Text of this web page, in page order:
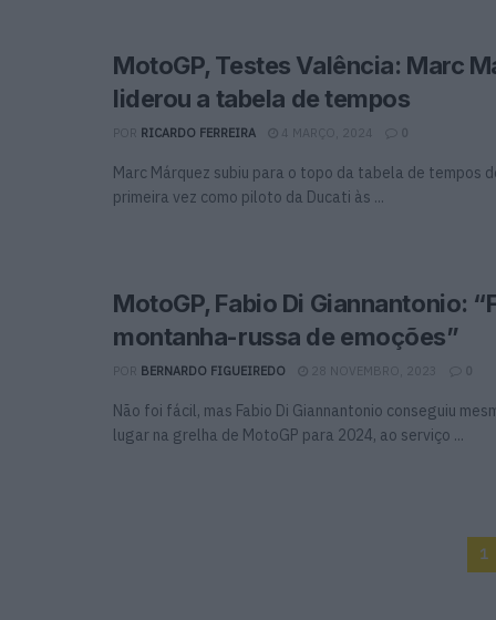
MotoGP, Testes Valência: Marc
liderou a tabela de tempos
RICARDO FERREIRA 4 MARÇO, 2024 0
Marc Márquez subiu para o topo da tabela de tempos
primeira vez como piloto da Ducati às ...
MotoGP, Fabio Di Giannantonio:
montanha-russa de emoções”
BERNARDO FIGUEIREDO 28 NOVEMBRO, 2023 0
Não foi fácil, mas Fabio Di Giannantonio conseguiu
lugar na grelha de MotoGP para 2024, ao serviço ...
1